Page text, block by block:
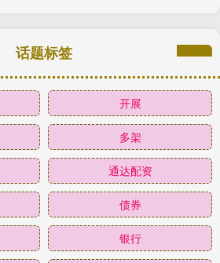
话题标签
开展
多架
通达配资
债券
银行